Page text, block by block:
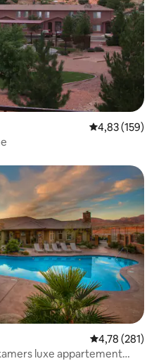
Gemiddelde
4,83 (159)
Gemiddelde
4,78 (281)
luxe appartement